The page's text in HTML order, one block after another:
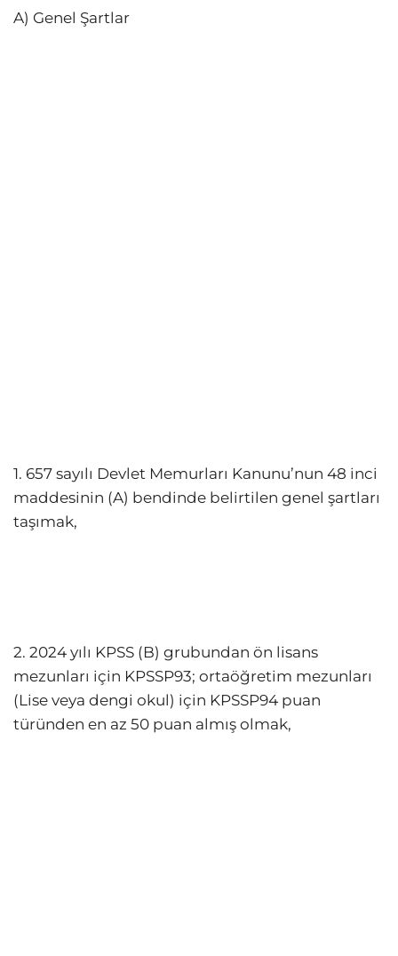
A) Genel Şartlar
1. 657 sayılı Devlet Memurları Kanunu’nun 48 inci
maddesinin (A) bendinde belirtilen genel şartları
taşımak,
2. 2024 yılı KPSS (B) grubundan ön lisans
mezunları için KPSSP93; ortaöğretim mezunları
(Lise veya dengi okul) için KPSSP94 puan
türünden en az 50 puan almış olmak,